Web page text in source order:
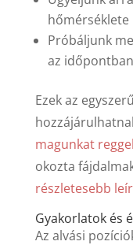
hőmérséklete
Próbáljunk
az
Ezek az
magunkat
okozta
részletesebb
Gyakorlatok és
Az alvási